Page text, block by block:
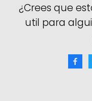
¿Crees que
util para